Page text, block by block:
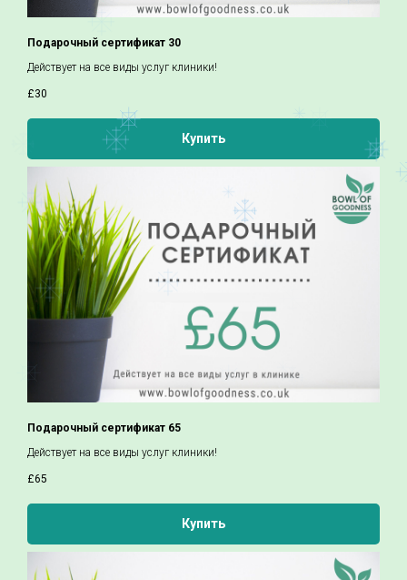
Подарочный сертификат 30
Действует на все виды услуг клиники!
£30
Купить
Подарочный сертификат 65
Действует на все виды услуг клиники!
£65
Купить